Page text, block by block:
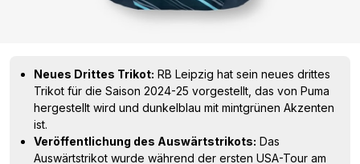
Neues Drittes Trikot: RB Leipzig hat sein neues drittes
Trikot für die Saison 2024-25 vorgestellt, das von Puma
hergestellt wird und dunkelblau mit mintgrünen Akzenten
ist.
Veröffentlichung des Auswärtstrikots: Das
Auswärtstrikot wurde während der ersten USA-Tour am